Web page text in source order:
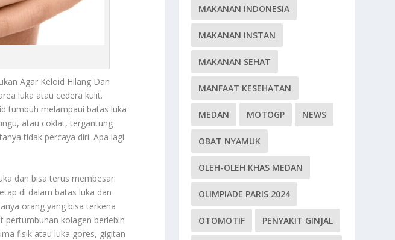
Agar Keloid Hilang Dan
luka atau cedera kulit.
tumbuh melampaui batas luka
atau coklat, tergantung
tidak percaya diri. Apa lagi
dan bisa terus membesar.
di dalam batas luka dan
orang yang bisa terkena
pertumbuhan kolagen berlebih
fisik atau luka gores, gigitan
MAKANAN INDONESIA
MAKANAN INSTAN
MAKANAN SEHAT
MANFAAT KESEHATAN
MEDAN MOTOGP NEWS
OBAT NYAMUK
OLEH-OLEH KHAS MEDAN
OLIMPIADE PARIS 2024
OTOMOTIF PENYAKIT GINJAL